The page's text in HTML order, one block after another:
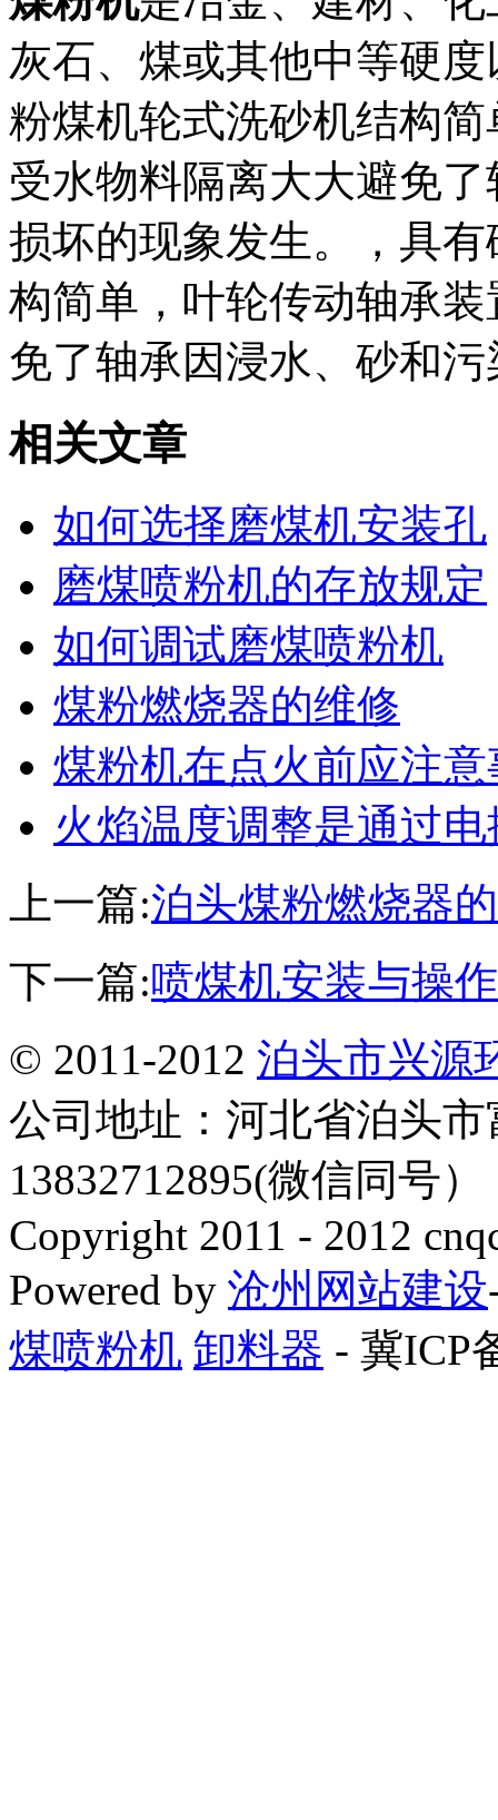
灰石、煤或其他中等硬
粉煤机轮式洗砂机结构
受水物料隔离大大避免
损坏的现象发生。，具
构简单，叶轮传动轴承
免了轴承因浸水、砂和
相关文章
如何选择磨煤机安装孔
磨煤喷粉机的存放规定
如何调试磨煤喷粉机
煤粉燃烧器的维修
煤粉机在点火前应注意
火焰温度调整是通过
上一篇:泊头煤粉燃烧器
下一篇:喷煤机安装与操作
© 2011-2012 泊头市兴源
公司地址：河北省泊头
13832712895(微信同号
Copyright 2011 - 2012
Powered by 沧州网站建设
煤喷粉机 卸料器 - 冀ICP